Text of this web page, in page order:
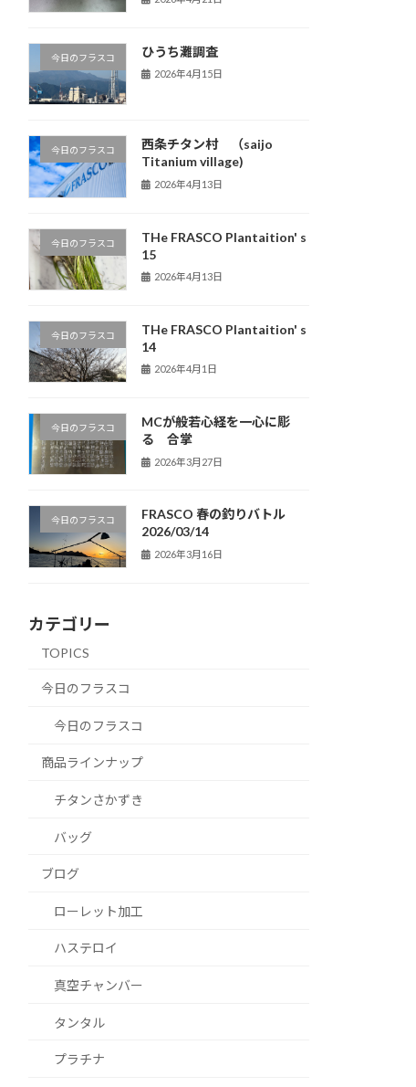
今日のフラスコ ひうち灘調査
2026年4月15日
今日のフラスコ
西条チタン村 （saijo
Titanium village)
2026年4月13日
今日のフラスコ
THe FRASCO Plantaition' s
15
2026年4月13日
今日のフラスコ
THe FRASCO Plantaition' s
14
2026年4月1日
今日のフラスコ
MCが般若心経を一心に彫
る 合掌
2026年3月27日
今日のフラスコ
FRASCO 春の釣りバトル
2026/03/14
2026年3月16日
カテゴリー
TOPICS
今日のフラスコ
今日のフラスコ
商品ラインナップ
チタンさかずき
バッグ
ブログ
ローレット加工
ハステロイ
真空チャンバー
タンタル
プラチナ